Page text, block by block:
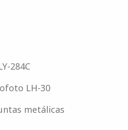
284C
LH-30
metálicas